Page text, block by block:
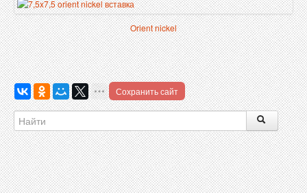
Orient nickel
Сохранить сайт